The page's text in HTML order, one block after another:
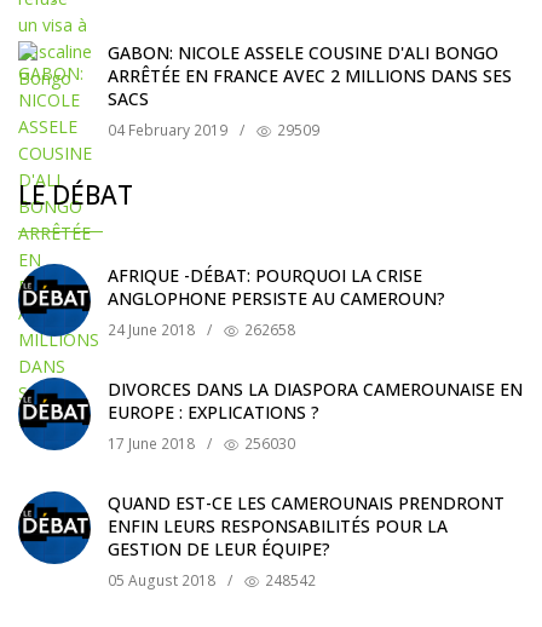
GABON: NICOLE ASSELE COUSINE D'ALI BONGO
ARRÊTÉE EN FRANCE AVEC 2 MILLIONS DANS SES
SACS
04 February 2019 / 29509
LE DÉBAT
AFRIQUE -DÉBAT: POURQUOI LA CRISE
ANGLOPHONE PERSISTE AU CAMEROUN?
24 June 2018 / 262658
DIVORCES DANS LA DIASPORA CAMEROUNAISE EN
EUROPE : EXPLICATIONS ?
17 June 2018 / 256030
QUAND EST-CE LES CAMEROUNAIS PRENDRONT
ENFIN LEURS RESPONSABILITÉS POUR LA
GESTION DE LEUR ÉQUIPE?
05 August 2018 / 248542